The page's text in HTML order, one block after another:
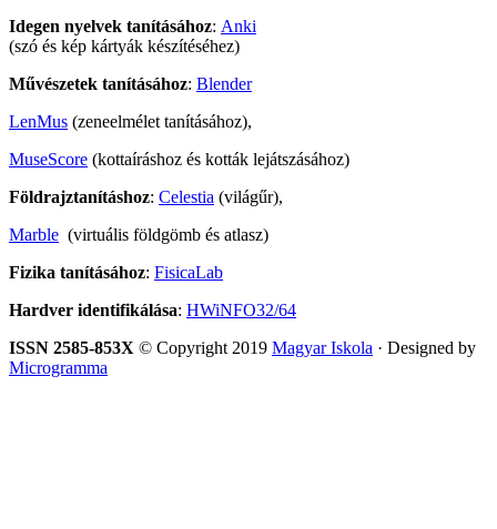
Idegen nyelvek tanításához: Anki
(szó és kép kártyák készítéséhez)
Művészetek tanításához: Blender
LenMus (zeneelmélet tanításához),
MuseScore (kottaíráshoz és kották lejátszásához)
Földrajztanításhoz: Celestia (világűr),
Marble (virtuális földgömb és atlasz)
Fizika tanításához: FisicaLab
Hardver identifikálása: HWiNFO32/64
ISSN 2585-853X © Copyright 2019 Magyar Iskola · Designed by
Microgramma